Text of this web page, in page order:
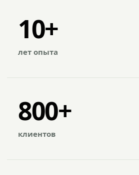
10+
лет опыта
800+
клиентов